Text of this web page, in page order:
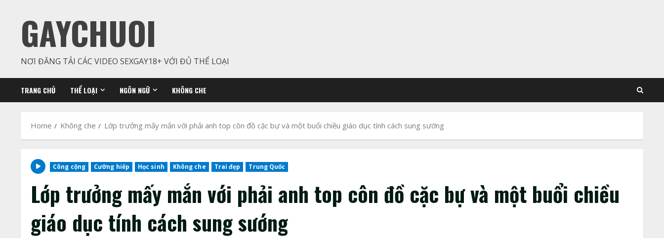
GAYCHUOI
NƠI ĐĂNG TẢI CÁC VIDEO SEXGAY18+ VỚI ĐỦ THỂ LOẠI
TRANG CHỦ THỂ LOẠI NGÔN NGỮ KHÔNG CHE
Home Không che Lớp trưởng mấy mắn với phải anh top côn đồ cặc bự và một buổi chiều giáo dục tính cách sung sướng
Công cộng Cưỡng hiếp Học sinh Không che Trai đẹp Trung Quốc
Lớp trưởng mấy mắn với phải anh top côn đồ cặc bự và một buổi chiều
giáo dục tính cách sung sướng